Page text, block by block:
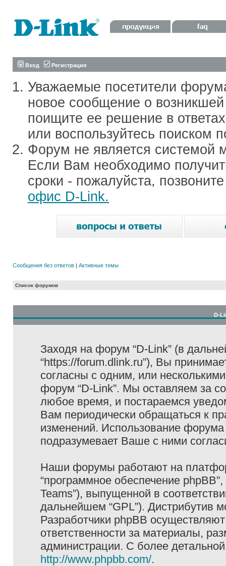
Вход Регистрация
Уважаемые посетители
новое сообщение о
поищите ее решение в
или воспользуйтесь поиском
Форум не является системой
Если Вам необходимо
сроки - пожалуйста,
офис D-Link.
Сообщения без ответов | Активные темы
Список форумов
D-
Заходя на форум “D-Link” (в
“https://forum.dlink.ru”), Вы
согласны с одним, или
форум “D-Link”. Мы оставляем за
любое время, и постараемся
Вам периодически обращаться к
изменений. Использование
подразумевает Ваше с ними
Наши форумы работают на
“программное обеспечение
Teams”), выпущенной в
дальнейшем “GPL”). Дистрибутив
Разработчики phpBB
ответственности за материалы,
администрации. С более
http://www.phpbb.com/.